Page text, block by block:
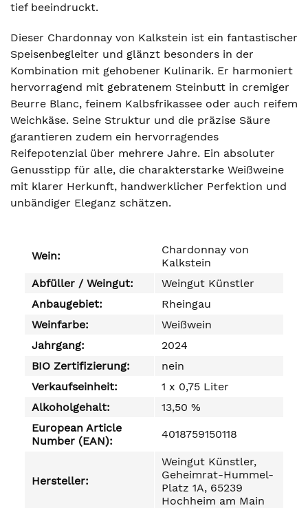
tief beeindruckt.
Dieser Chardonnay von Kalkstein ist ein fantastischer
Speisenbegleiter und glänzt besonders in der
Kombination mit gehobener Kulinarik. Er harmoniert
hervorragend mit gebratenem Steinbutt in cremiger
Beurre Blanc, feinem Kalbsfrikassee oder auch reifem
Weichkäse. Seine Struktur und die präzise Säure
garantieren zudem ein hervorragendes
Reifepotenzial über mehrere Jahre. Ein absoluter
Genusstipp für alle, die charakterstarke Weißweine
mit klarer Herkunft, handwerklicher Perfektion und
unbändiger Eleganz schätzen.
Wein:
Chardonnay von
Kalkstein
Abfüller / Weingut:
Weingut Künstler
Anbaugebiet:
Rheingau
Weinfarbe:
Weißwein
Jahrgang:
2024
BIO Zertifizierung:
nein
Verkaufseinheit:
1 x 0,75 Liter
Alkoholgehalt:
13,50 %
European Article
Number (EAN):
4018759150118
Hersteller:
Weingut Künstler,
Geheimrat-Hummel-
Platz 1A, 65239
Hochheim am Main